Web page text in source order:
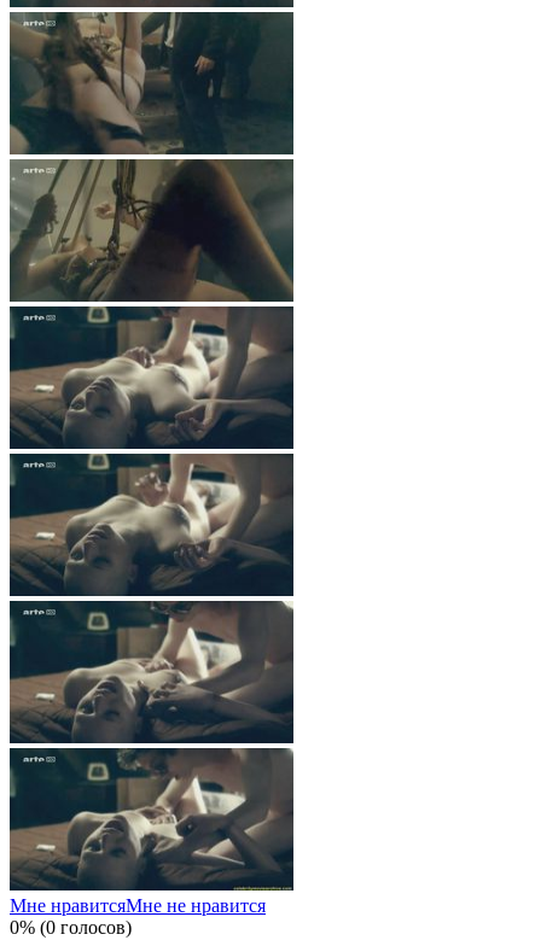
Мне нравитсяМне не нравится
0% (0 голосов)